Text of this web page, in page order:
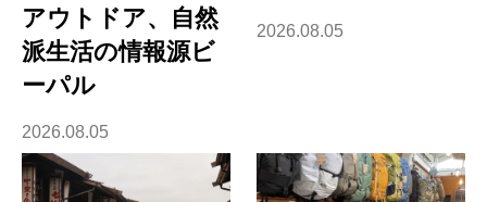
アウトドア、自然
派生活の情報源ビ
ーパル
2026.08.05
2026.08.05